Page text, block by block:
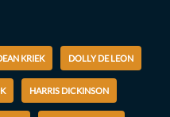
KRIEK DOLLY DE LEON
HARRIS DICKINSON